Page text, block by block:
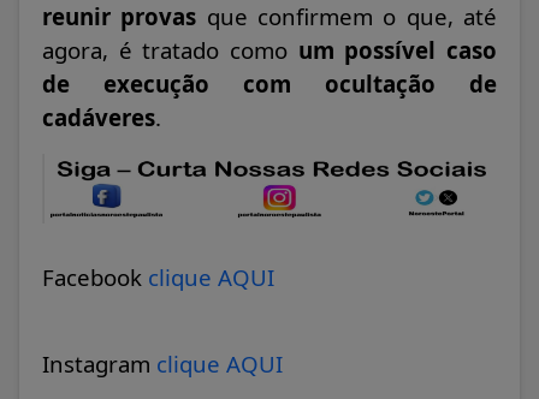
reunir provas que confirmem o que, até
agora, é tratado como um possível caso
de execução com ocultação de
cadáveres.
Facebook clique AQUI
Instagram clique AQUI